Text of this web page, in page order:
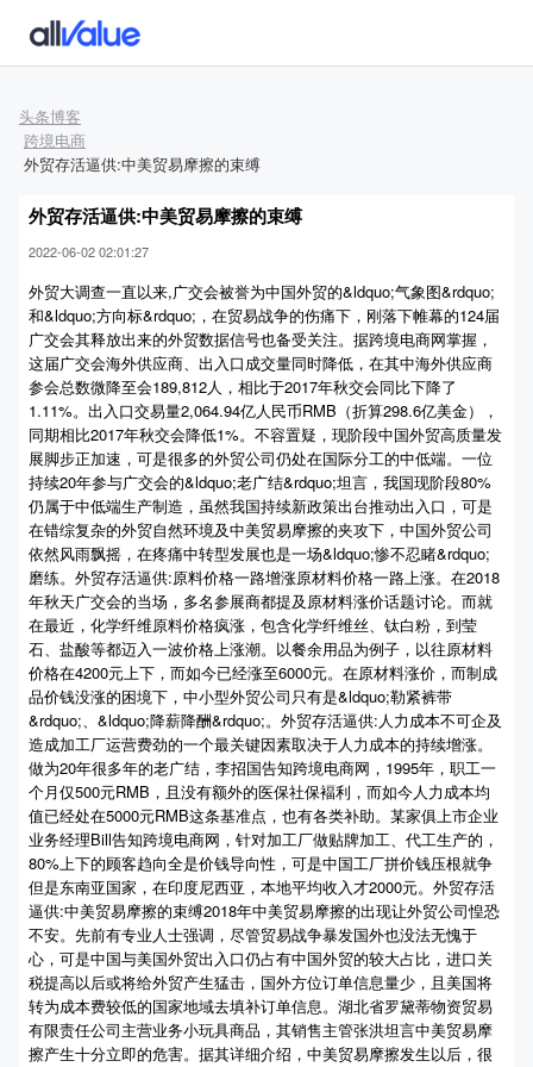
头条博客
跨境电商
外贸存活逼供:中美贸易摩擦的束缚
外贸存活逼供:中美贸易摩擦的束缚
2022-06-02 02:01:27
外贸大调查一直以来,广交会被誉为中国外贸的&ldquo;气象图&rdquo;
和&ldquo;方向标&rdquo;，在贸易战争的伤痛下，刚落下帷幕的124届
广交会其释放出来的外贸数据信号也备受关注。据跨境电商网掌握，
这届广交会海外供应商、出入口成交量同时降低，在其中海外供应商
参会总数微降至会189,812人，相比于2017年秋交会同比下降了
1.11%。出入口交易量2,064.94亿人民币RMB（折算298.6亿美金），
同期相比2017年秋交会降低1%。不容置疑，现阶段中国外贸高质量发
展脚步正加速，可是很多的外贸公司仍处在国际分工的中低端。一位
持续20年参与广交会的&ldquo;老广结&rdquo;坦言，我国现阶段80%
仍属于中低端生产制造，虽然我国持续新政策出台推动出入口，可是
在错综复杂的外贸自然环境及中美贸易摩擦的夹攻下，中国外贸公司
依然风雨飘摇，在疼痛中转型发展也是一场&ldquo;惨不忍睹&rdquo;
磨练。外贸存活逼供:原料价格一路增涨原材料价格一路上涨。在2018
年秋天广交会的当场，多名参展商都提及原材料涨价话题讨论。而就
在最近，化学纤维原料价格疯涨，包含化学纤维丝、钛白粉，到莹
石、盐酸等都迈入一波价格上涨潮。以餐余用品为例子，以往原材料
价格在4200元上下，而如今已经涨至6000元。在原材料涨价，而制成
品价钱没涨的困境下，中小型外贸公司只有是&ldquo;勒紧裤带
&rdquo;、&ldquo;降薪降酬&rdquo;。外贸存活逼供:人力成本不可企及
造成加工厂运营费劲的一个最关键因素取决于人力成本的持续增涨。
做为20年很多年的老广结，李招国告知跨境电商网，1995年，职工一
个月仅500元RMB，且没有额外的医保社保褔利，而如今人力成本均
值已经处在5000元RMB这条基准点，也有各类补助。某家俱上市企业
业务经理Bill告知跨境电商网，针对加工厂做贴牌加工、代工生产的，
80%上下的顾客趋向全是价钱导向性，可是中国工厂拼价钱压根就争
但是东南亚国家，在印度尼西亚，本地平均收入才2000元。外贸存活
逼供:中美贸易摩擦的束缚2018年中美贸易摩擦的出现让外贸公司惶恐
不安。先前有专业人士强调，尽管贸易战争暴发国外也没法无愧于
心，可是中国与美国外贸出入口仍占有中国外贸的较大占比，进口关
税提高以后或将给外贸产生猛击，国外方位订单信息量少，且美国将
转为成本费较低的国家地域去填补订单信息。湖北省罗黛蒂物资贸易
有限责任公司主营业务小玩具商品，其销售主管张洪坦言中美贸易摩
擦产生十分立即的危害。据其详细介绍，中美贸易摩擦发生以后，很